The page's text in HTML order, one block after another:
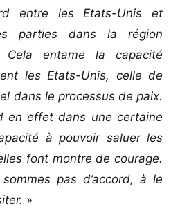
entre les Etats-Unis et
parties dans la région
Cela entame la capacité
les Etats-Unis, celle de
dans le processus de paix.
en effet dans une certaine
à pouvoir saluer les
font montre de courage.
pas d’accord, à le
»